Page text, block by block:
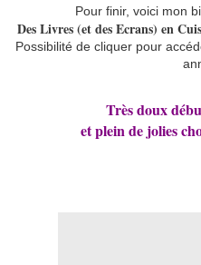
Pour finir, voici mon
Des Livres (et des Ecrans) en
Possibilité de cliquer pour
Très doux
et plein de jolies